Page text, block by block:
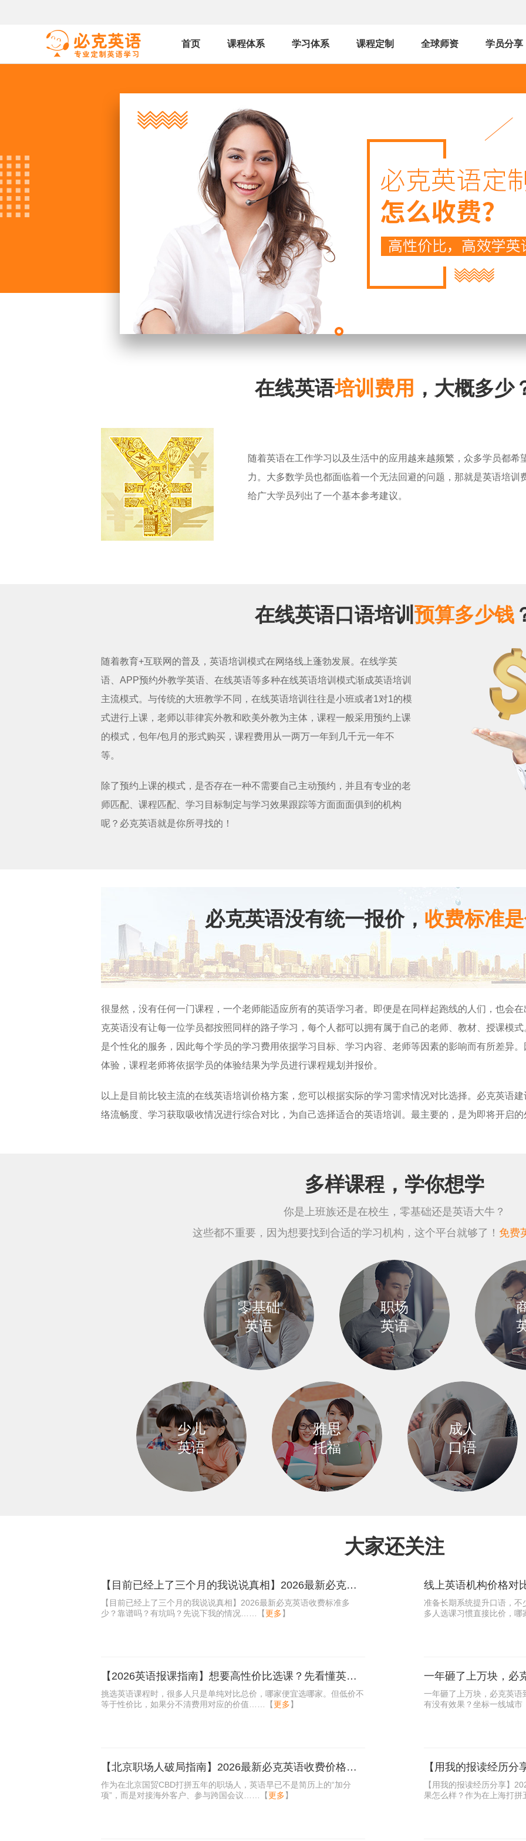
首页 课程体系 学习体系 课程定制 全球师资 学员分享
在线英语培训费用 ，大概多少
随着英语在工作学习以及生活中的应用越来越频繁，众多学员都希
力。大多数学员也都面临着一个无法回避的问题，那就是英语培训
给广大学员列出了一个基本参考建议。
在线英语口语培训 预算多少钱
随着教育+互联网的普及，英语培训模式在网络线上蓬勃发展。在线学英
语、APP预约外教学英语、在线英语等多种在线英语培训模式渐成英语培训
主流模式。与传统的大班教学不同，在线英语培训往往是小班或者1对1的模
式进行上课，老师以菲律宾外教和欧美外教为主体，课程一般采用预约上课
的模式，包年/包月的形式购买，课程费用从一两万一年到几千元一年不
等。
除了预约上课的模式，是否存在一种不需要自己主动预约，并且有专业的老
师匹配、课程匹配、学习目标制定与学习效果跟踪等方面面面俱到的机构
呢？必克英语就是你所寻找的！
必克英语没有统一报价， 收费标准
很显然，没有任何一门课程，一个老师能适应所有的英语学习者。即便是在同样起跑线的人们，也会
克英语没有让每一位学员都按照同样的路子学习，每个人都可以拥有属于自己的老师、教材、授课模
是个性化的服务，因此每个学员的学习费用依据学习目标、学习内容、老师等因素的影响而有所差异
体验，课程老师将依据学员的体验结果为学员进行课程规划并报价。
以上是目前比较主流的在线英语培训价格方案，您可以根据实际的学习需求情况对比选择。必克英语
络流畅度、学习获取吸收情况进行综合对比，为自己选择适合的英语培训。最主要的，是为即将开启
多样课程，学你想学
你是上班族还是在校生，零基础还是英语大牛？
这些都不重要，因为想要找到合适的学习机构，这个平台就够了！ 免费
零基础
英语
适合英语基础较
薄弱的初学者
职场
英语
希望在职场竞争中
提升英语技能的人士
希望提
表达能
少儿
英语
雅思
托福
适合计划出国，准备考
雅思托福的学员
成人
口语
适合想提升英语
口语能力的学员
大家还关注
【目前已经上了三个月的我说说真相】2026最新必克英语收费标准多少？靠谱吗？有坑吗？
​【目前已经上了三个月的我说说真相】2026最新必克英语收费标准多
少？靠谱吗？有坑吗？先说下我的情况……
【更多】
线上英语机构价格对
准备长期系统提升口语，
多人选课习惯直接比价，
【2026英语报课指南】想要高性价比选课？先看懂英语培训的钱到底花在哪
挑选英语课程时，很多人只是单纯对比总价，哪家便宜选哪家。但低价不
等于性价比，如果分不清费用对应的价值……
【更多】
一年砸了上万块，必克英
有没有效果？坐标一线城
【北京职场人破局指南】2026最新必克英语收费价格表多少钱？效果怎么样？
作为在北京国贸CBD打拼五年的职场人，英语早已不是简历上的“加分
项”，而是对接海外客户、参与跨国会议……
【更多】
【用我的报读经历分享】
果怎么样？作为在上海打